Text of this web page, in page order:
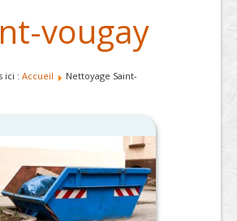
vougay
ici : Accueil
Nettoyage Saint-